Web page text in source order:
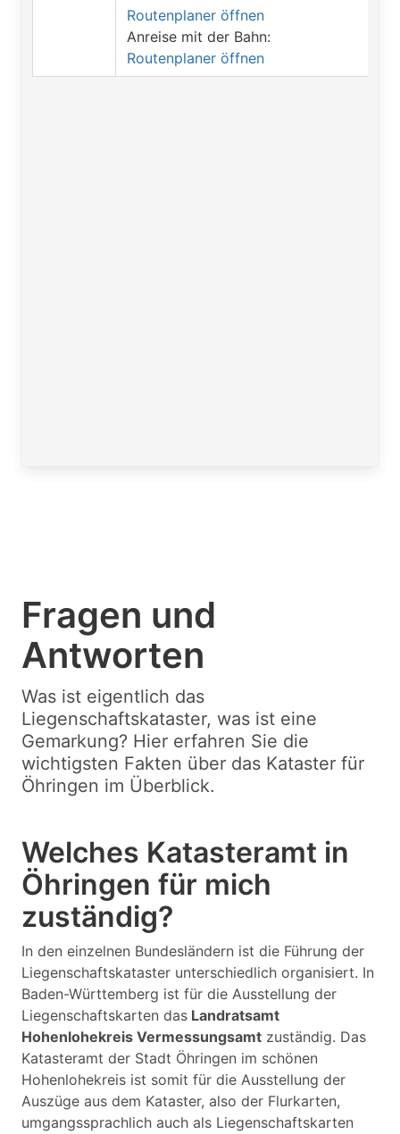
Routenplaner öffnen
Anreise mit der Bahn:
Routenplaner öffnen
Fragen und
Antworten
Was ist eigentlich das
Liegenschaftskataster, was ist eine
Gemarkung? Hier erfahren Sie die
wichtigsten Fakten über das Kataster für
Öhringen im Überblick.
Welches Katasteramt in
Öhringen für mich
zuständig?
In den einzelnen Bundesländern ist die Führung der
Liegenschaftskataster unterschiedlich organisiert. In
Baden-Württemberg ist für die Ausstellung der
Liegenschaftskarten das Landratsamt
Hohenlohekreis Vermessungsamt zuständig. Das
Katasteramt der Stadt Öhringen im schönen
Hohenlohekreis ist somit für die Ausstellung der
Auszüge aus dem Kataster, also der Flurkarten,
umgangssprachlich auch als Liegenschaftskarten